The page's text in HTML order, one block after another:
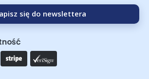
się do newslettera